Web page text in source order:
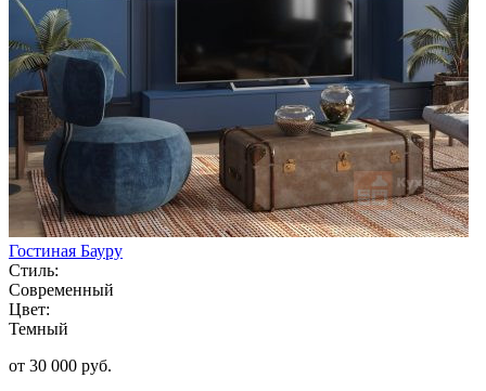
Гостиная Бауру
Стиль:
Современный
Цвет:
Темный
от 30 000 руб.